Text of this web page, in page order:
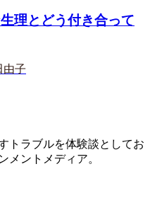
理とどう付き合って
由子
トラブルを体験談としてお
メントメディア。